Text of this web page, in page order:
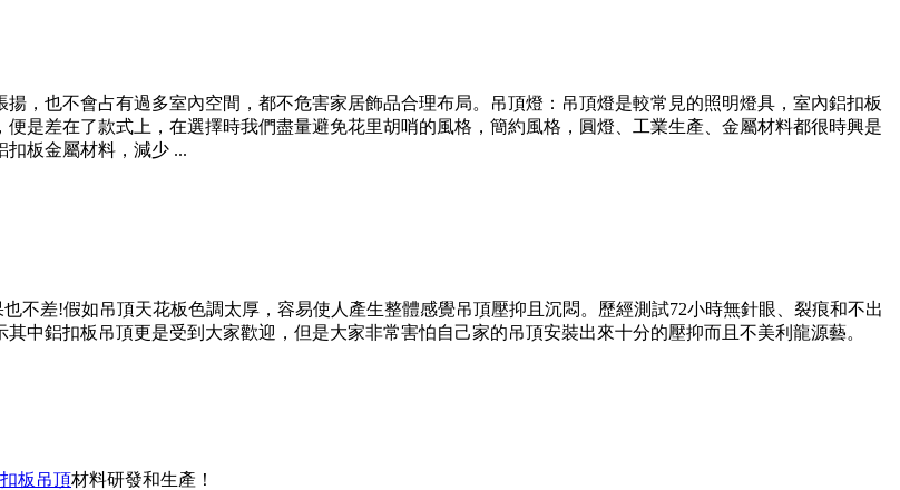
，也不會占有過多室內空間，都不危害家居飾品合理布局。吊頂燈：吊頂燈是較常見的照明燈具，室內鋁扣板
是差在了款式上，在選擇時我們盡量避免花里胡哨的風格，簡約風格，圓燈、工業生產、金屬材料都很時興是
板金屬材料，減少 ...
不差!假如吊頂天花板色調太厚，容易使人產生整體感覺吊頂壓抑且沉悶。歷經測試72小時無針眼、裂痕和不出
中鋁扣板吊頂更是受到大家歡迎，但是大家非常害怕自己家的吊頂安裝出來十分的壓抑而且不美利龍源藝。
板吊頂材料研發和生產！